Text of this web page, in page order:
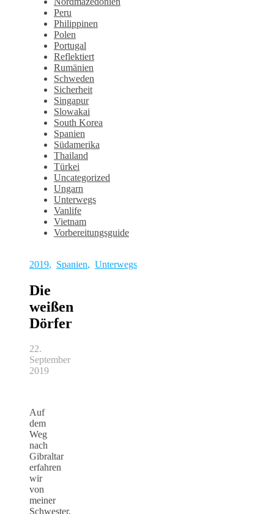
Peru
Philippinen
Polen
Portugal
Reflektiert
Rumänien
Schweden
Sicherheit
Singapur
Slowakai
South Korea
Spanien
Südamerika
Thailand
Türkei
Uncategorized
Ungarn
Unterwegs
Vanlife
Vietnam
Vorbereitungsguide
2019, Spanien, Unterwegs
Die
weißen
Dörfer
22.
September
2019
Auf
dem
Weg
nach
Gibraltar
erfahren
wir
von
meiner
Schwester,